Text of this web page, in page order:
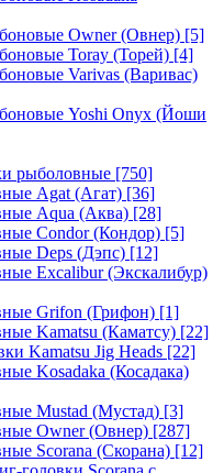
Owner (Овнер) [5]
Toray (Торей) [4]
Varivas (Варивас)
Yoshi Onyx (Йоши
рыболовные [750]
Agat (Агат) [36]
Aqua (Аква) [28]
Condor (Кондор) [5]
Deps (Дэпс) [12]
Excalibur (Экскалибур)
Grifon (Грифон) [1]
Kamatsu (Каматсу) [22]
Kamatsu Jig Heads [22]
Kosadaka (Косадака)
Mustad (Мустад) [3]
Owner (Овнер) [287]
Scorana (Скорана) [12]